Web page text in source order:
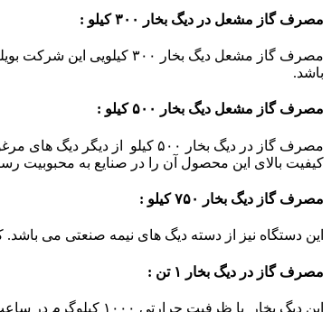
مصرف گاز مشعل در دیگ بخار ۳۰۰ کیلو :
باشد.
مصرف گاز مشعل دیگ بخار ۵۰۰ کیلو :
کیفیت بالای این محصول آن را در صنایع به محبوبیت
مصرف گاز دیگ بخار ۷۵۰ کیلو :
این دستگاه نیز از دسته دیگ های نیمه صنعتی می باشد. که
مصرف گاز در دیگ بخار ۱ تن :
این دیگ بخار با ظرفیت حرارتی ۱۰۰۰ کیلوگرم در ساعت از دسته دیگ های صنعتی است که بخار را با فشار بالایی تولید می کند، مصرف گاز دیگ بخار فوق در ساعت حدوداً ۵۰ متر مکعب می باشد.